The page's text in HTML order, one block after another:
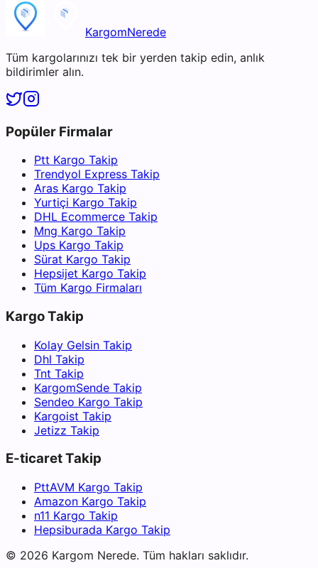
KargomNerede
Tüm kargolarınızı tek bir yerden takip edin, anlık
bildirimler alın.
Popüler Firmalar
Ptt Kargo Takip
Trendyol Express Takip
Aras Kargo Takip
Yurtiçi Kargo Takip
DHL Ecommerce Takip
Mng Kargo Takip
Ups Kargo Takip
Sürat Kargo Takip
Hepsijet Kargo Takip
Tüm Kargo Firmaları
Kargo Takip
Kolay Gelsin Takip
Dhl Takip
Tnt Takip
KargomSende Takip
Sendeo Kargo Takip
Kargoist Takip
Jetizz Takip
E-ticaret Takip
PttAVM Kargo Takip
Amazon Kargo Takip
n11 Kargo Takip
Hepsiburada Kargo Takip
© 2026 Kargom Nerede. Tüm hakları saklıdır.